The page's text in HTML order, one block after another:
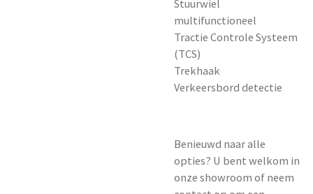
Stuurwiel
multifunctioneel
Tractie Controle Systeem
(TCS)
Trekhaak
Verkeersbord detectie
Benieuwd naar alle
opties? U bent welkom in
onze showroom of neem